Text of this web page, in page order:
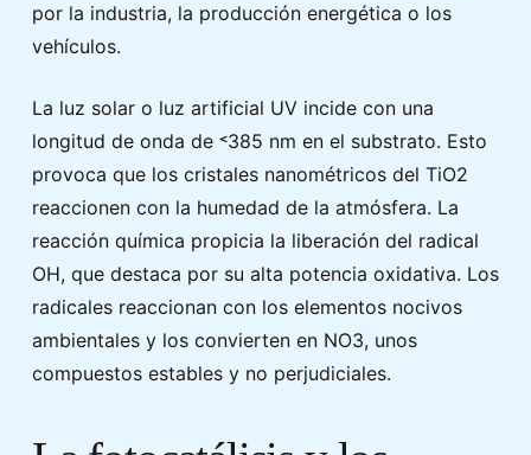
por la industria, la producción energética o los
vehículos.
La luz solar o luz artificial UV incide con una
longitud de onda de ˂385 nm en el substrato. Esto
provoca que los cristales nanométricos del TiO2
reaccionen con la humedad de la atmósfera. La
reacción química propicia la liberación del radical
OH, que destaca por su alta potencia oxidativa. Los
radicales reaccionan con los elementos nocivos
ambientales y los convierten en NO3, unos
compuestos estables y no perjudiciales.